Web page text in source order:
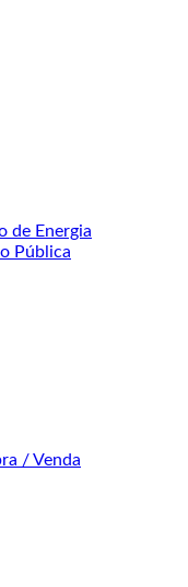
de Energia
Pública
/ Venda